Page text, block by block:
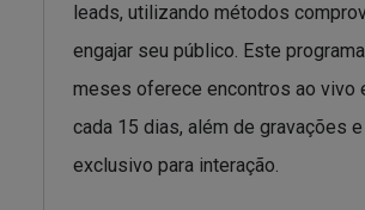
leads, utilizando métodos
engajar seu público. Este
meses oferece encontros ao vivo
cada 15 dias, além de gravações
exclusivo para interação.